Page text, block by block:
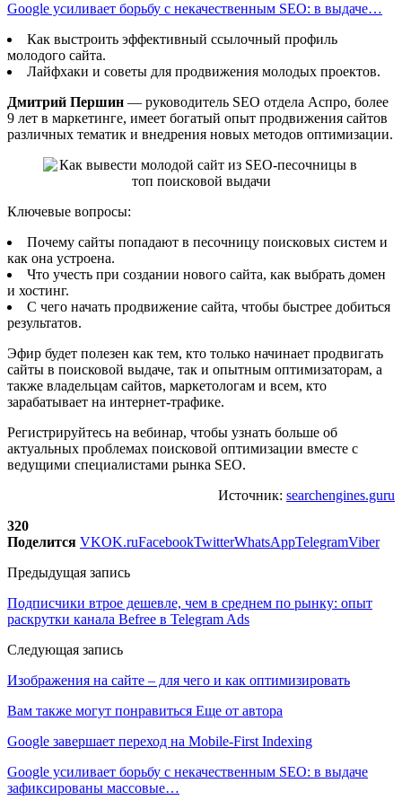
Google усиливает борьбу с некачественным SEO: в выдаче…
Как выстроить эффективный ссылочный профиль
молодого сайта.
Лайфхаки и советы для продвижения молодых проектов.
Дмитрий Першин — руководитель SEO отдела Аспро, более
9 лет в маркетинге, имеет богатый опыт продвижения сайтов
различных тематик и внедрения новых методов оптимизации.
Ключевые вопросы:
Почему сайты попадают в песочницу поисковых систем и
как она устроена.
Что учесть при создании нового сайта, как выбрать домен
и хостинг.
С чего начать продвижение сайта, чтобы быстрее добиться
результатов.
Эфир будет полезен как тем, кто только начинает продвигать
сайты в поисковой выдаче, так и опытным оптимизаторам, а
также владельцам сайтов, маркетологам и всем, кто
зарабатывает на интернет-трафике.
Регистрируйтесь на вебинар, чтобы узнать больше об
актуальных проблемах поисковой оптимизации вместе с
ведущими специалистами рынка SEO.
Источник: searchengines.guru
320
Поделится VKOK.ruFacebookTwitterWhatsAppTelegramViber
Предыдущая запись
Подписчики втрое дешевле, чем в среднем по рынку: опыт
раскрутки канала Befree в Telegram Ads
Следующая запись
Изображения на сайте – для чего и как оптимизировать
Вам также могут понравиться Еще от автора
Google завершает переход на Mobile-First Indexing
Google усиливает борьбу с некачественным SEO: в выдаче
зафиксированы массовые…